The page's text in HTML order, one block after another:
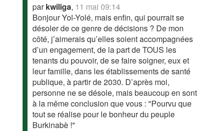
parkwiliga, 11 mai 09:14
Bonjour Yol-Yolé, mais enfin, qui pourrait se
désoler de ce genre de décisions ? De mon
côté, j’aimerais qu’elles soient accompagnées
d’un engagement, de la part de TOUS les
tenants du pouvoir, de se faire soigner, eux et
leur famille, dans les établissements de santé
publique, à partir de 2030. D’après moi,
personne ne se désole, mais beaucoup en sont
à la même conclusion que vous : "Pourvu que
tout se réalise pour le bonheur du peuple
Burkinabè !"